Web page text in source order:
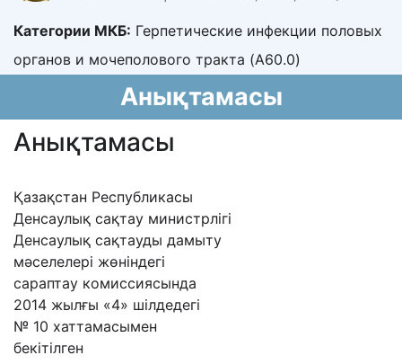
Категории МКБ: Герпетические инфекции половых
органов и мочеполового тракта (A60.0)
Анықтамасы
Анықтамасы
Қазақстан Республикасы
Денсаулық сақтау министрлiгi
Денсаулық сақтауды дамыту
мәселелері жөніндегі
сараптау комиссиясында
2014 жылғы «4» шілдедегі
№ 10 хаттамасымен
бекітілген